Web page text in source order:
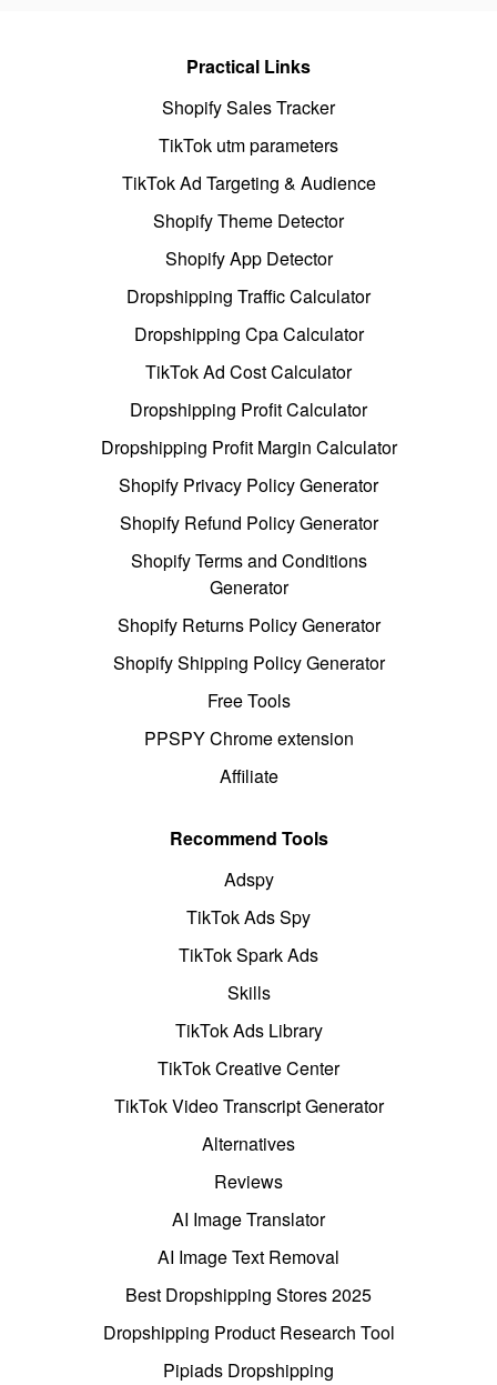
Practical Links
Shopify Sales Tracker
TikTok utm parameters
TikTok Ad Targeting & Audience
Shopify Theme Detector
Shopify App Detector
Dropshipping Traffic Calculator
Dropshipping Cpa Calculator
TikTok Ad Cost Calculator
Dropshipping Profit Calculator
Dropshipping Profit Margin Calculator
Shopify Privacy Policy Generator
Shopify Refund Policy Generator
Shopify Terms and Conditions
Generator
Shopify Returns Policy Generator
Shopify Shipping Policy Generator
Free Tools
PPSPY Chrome extension
Affiliate
Recommend Tools
Adspy
TikTok Ads Spy
TikTok Spark Ads
Skills
TikTok Ads Library
TikTok Creative Center
TikTok Video Transcript Generator
Alternatives
Reviews
AI Image Translator
AI Image Text Removal
Best Dropshipping Stores 2025
Dropshipping Product Research Tool
Pipiads Dropshipping